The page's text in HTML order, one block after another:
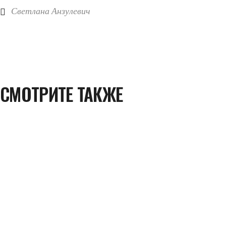
Светлана Анзулевич
СМОТРИТЕ ТАКЖЕ